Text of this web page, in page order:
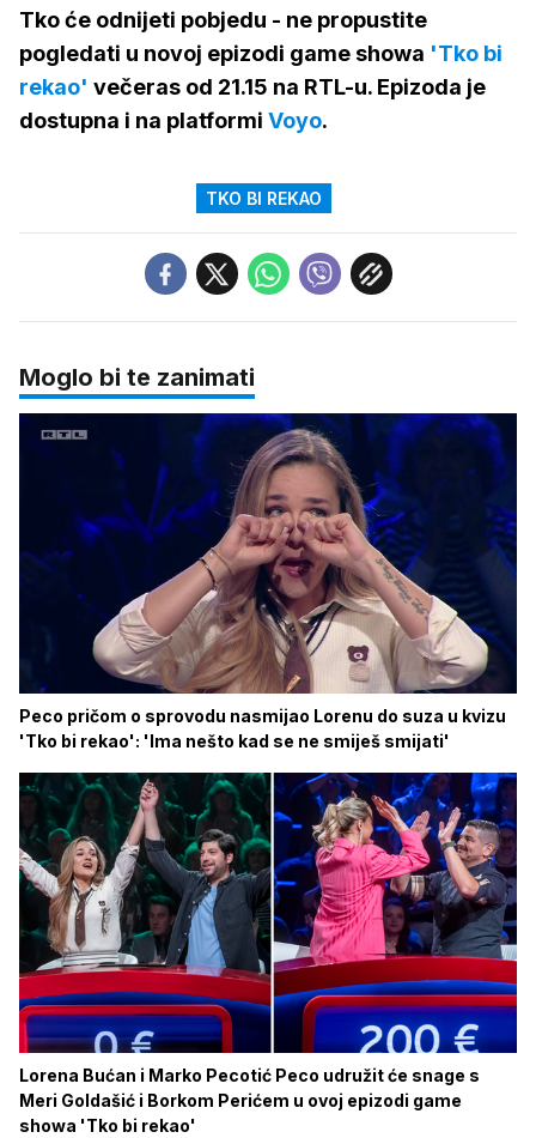
Tko će odnijeti pobjedu - ne propustite
pogledati u novoj epizodi game showa 'Tko bi
rekao' večeras od 21.15 na RTL-u. Epizoda je
dostupna i na platformi Voyo.
TKO BI REKAO
Moglo bi te zanimati
Peco pričom o sprovodu nasmijao Lorenu do suza u kvizu
'Tko bi rekao': 'Ima nešto kad se ne smiješ smijati'
Lorena Bućan i Marko Pecotić Peco udružit će snage s
Meri Goldašić i Borkom Perićem u ovoj epizodi game
showa 'Tko bi rekao'